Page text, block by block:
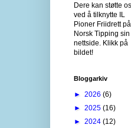
Dere kan støtte
ved å tilknytte IL
Pioner Friidrett på
Norsk Tipping sin
nettside. Klikk på
bildet!
Bloggarkiv
► 2026 (6)
► 2025 (16)
► 2024 (12)